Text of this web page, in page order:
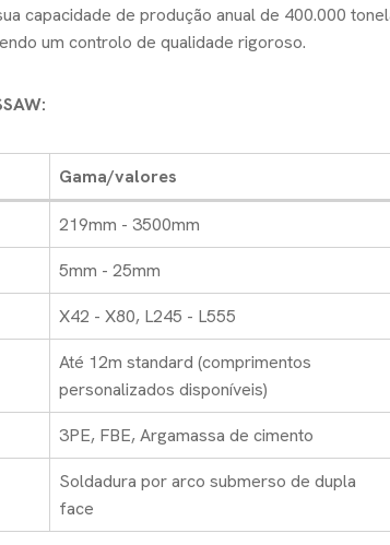
capacidade de produção anual de 400.000
um controlo de qualidade rigoroso.
Gama/valores
219mm - 3500mm
5mm - 25mm
X42 - X80, L245 - L555
Até 12m standard (comprimentos
personalizados disponíveis)
3PE, FBE, Argamassa de cimento
Soldadura por arco submerso de dupla
face